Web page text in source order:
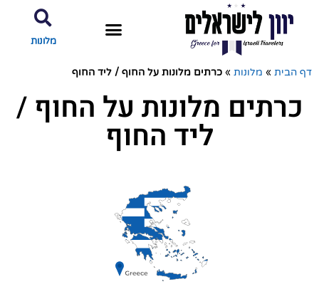
מלונות
דף הבית » מלונות » כרתים מלונות על החוף / ליד החוף
כרתים מלונות על החוף /
ליד החוף